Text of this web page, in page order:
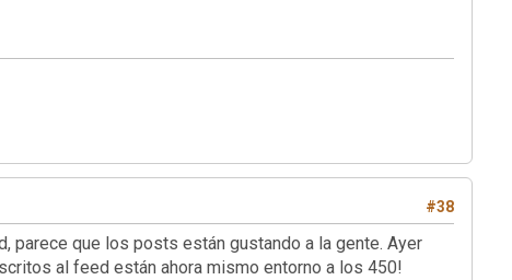
#38
parece que los posts están gustando a la gente. Ayer
al feed están ahora mismo entorno a los 450!